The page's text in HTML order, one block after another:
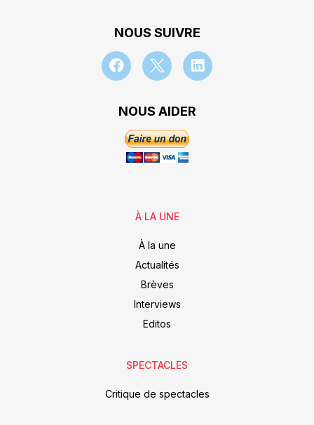
NOUS SUIVRE
NOUS AIDER
À LA UNE
À la une
Actualités
Brèves
Interviews
Editos
SPECTACLES
Critique de spectacles